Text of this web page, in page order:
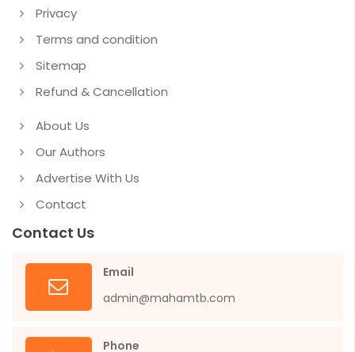
Privacy
Terms and condition
Sitemap
Refund & Cancellation
About Us
Our Authors
Advertise With Us
Contact
Contact Us
Email
admin@mahamtb.com
Phone